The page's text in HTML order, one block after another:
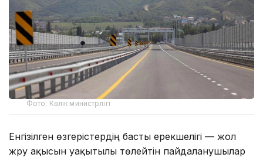
Фото: Көлік министрлігі
Енгізілген өзгерістердің басты ерекшелігі — жол
жүру ақысын уақытылы төлейтін пайдаланушылар